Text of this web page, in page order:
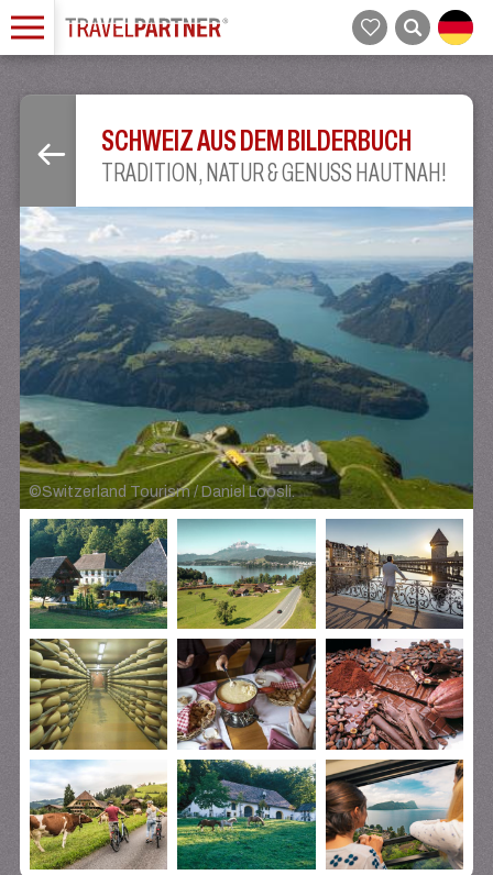
SCHWEIZ AUS DEM BILDERBUCH
TRADITION, NATUR & GENUSS HAUTNAH!
©Switzerland Tourism / Daniel Loosli.